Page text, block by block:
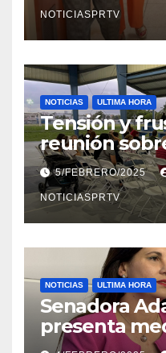
NOTICIASPRTV
NOTICIAS ULTIMA HORA
Tensión y
reunión
Reparto
5/FEBRERO/2025
NOTICIASPRTV
NOTICIAS ULTIMA HORA
Senadora
presenta
violencia en